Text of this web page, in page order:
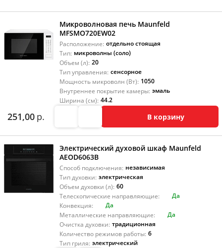
Микроволновая печь Maunfeld
MFSMO720EW02
Расположение: отдельно стоящая
Тип: микроволны (соло)
Объем (л): 20
Тип управления: сенсорное
Мощность микроволн (Вт): 1050
Внутреннее покрытие камеры: эмаль
Ширина (см): 44.2
251,00 р. В корзину
Электрический духовой шкаф Maunfeld
AEOD6063B
Способ подключения: независимая
Тип духовки: электрическая
Объем духовки (л): 60
Телескопические направляющие:
Да
Конвекция:
Да
Металлические направляющие:
Да
Очистка духовки: традиционная
Количество режимов работы: 6
Тип гриля: электрический